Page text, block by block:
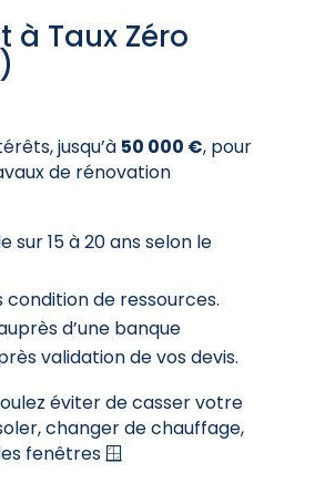
à Taux Zéro
jusqu’à 50 000 €, pour
de rénovation
sur 15 à 20 ans selon le
condition de ressources.
d’une banque
validation de vos devis.
éviter de casser votre
changer de chauffage,
fenêtres 🪟